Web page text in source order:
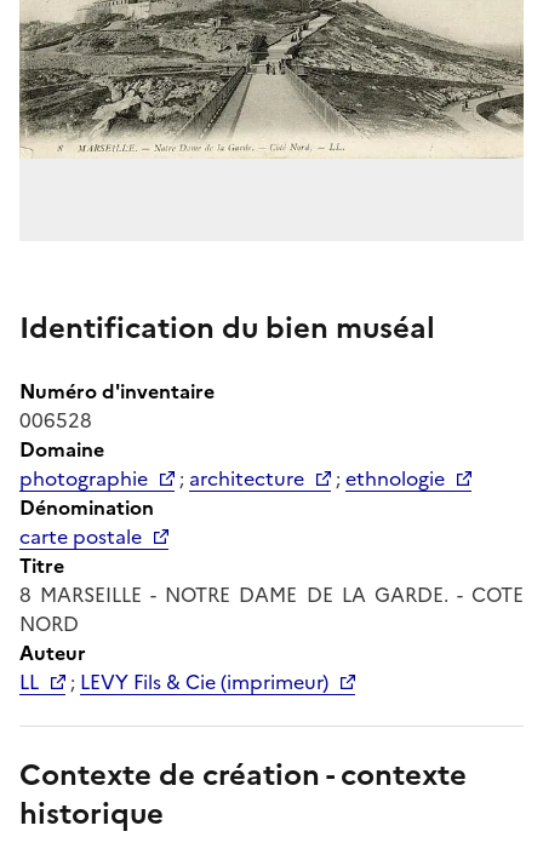
Identification du bien muséal
Numéro d'inventaire
006528
Domaine
photographie
; architecture ;ethnologie
Dénomination
carte postale
Titre
8 MARSEILLE - NOTRE DAME DE LA GARDE. - COTE
NORD
Auteur
LL
; LEVY Fils & Cie (imprimeur)
Contexte de création - contexte
historique